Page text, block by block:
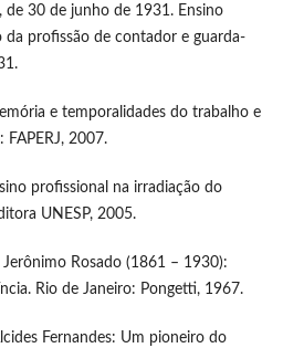
de 30 de junho de 1931. Ensino
da profissão de contador e guarda-
e temporalidades do trabalho e
FAPERJ, 2007.
profissional na irradiação do
UNESP, 2005.
Jerônimo Rosado (1861 – 1930):
Rio de Janeiro: Pongetti, 1967.
Fernandes: Um pioneiro do